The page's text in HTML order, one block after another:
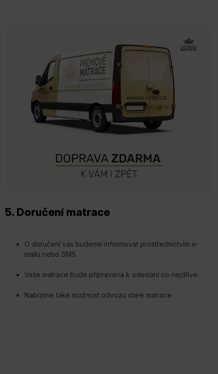
5. Doručení matrace
O doručení vás budeme informovat prostřednictvím e-
mailu nebo SMS.
Vaše matrace bude připravena k odeslání co nejdříve.
Nabízíme také možnost odvozu staré matrace